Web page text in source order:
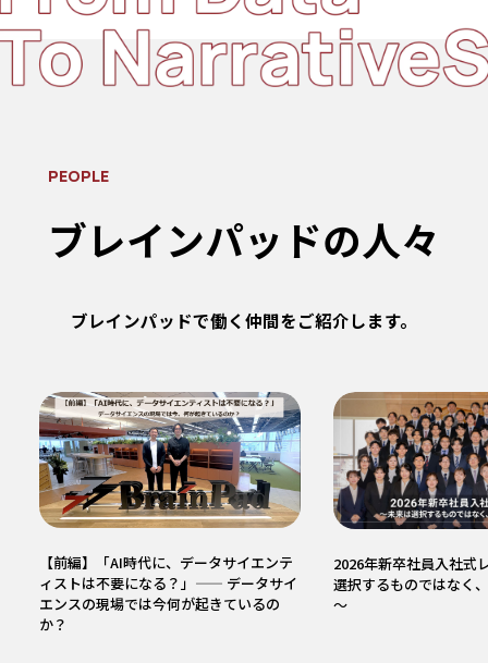
PEOPLE
ブレインパッドの人々
ブレインパッドで働く仲間をご紹介します。
【前編】「AI時代に、データサイエンテ
ィストは不要になる？」—— データサイ
エンスの現場では今何が起きているの
か？
2026年新卒社員入社式
選択するものではなく
～